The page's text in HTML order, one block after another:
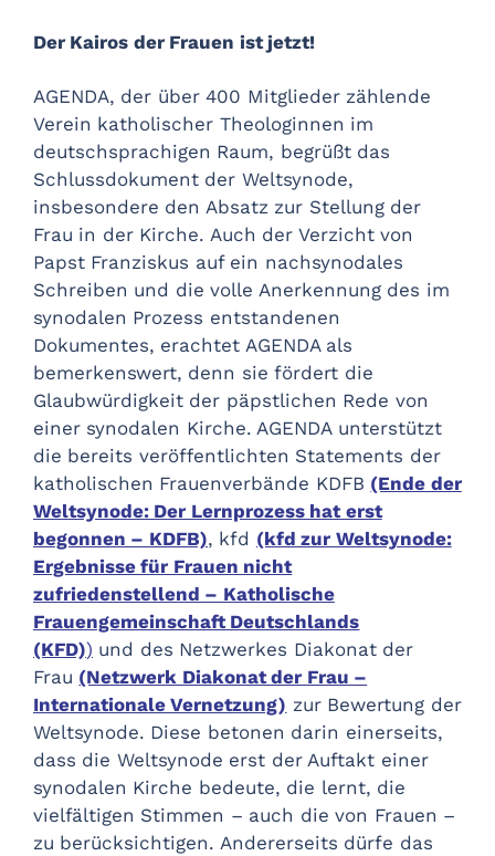
Der Kairos der Frauen ist jetzt!
AGENDA, der über 400 Mitglieder zählende
Verein katholischer Theologinnen im
deutschsprachigen Raum, begrüßt das
Schlussdokument der Weltsynode,
insbesondere den Absatz zur Stellung der
Frau in der Kirche. Auch der Verzicht von
Papst Franziskus auf ein nachsynodales
Schreiben und die volle Anerkennung des im
synodalen Prozess entstandenen
Dokumentes, erachtet AGENDA als
bemerkenswert, denn sie fördert die
Glaubwürdigkeit der päpstlichen Rede von
einer synodalen Kirche. AGENDA unterstützt
die bereits veröffentlichten Statements der
katholischen Frauenverbände KDFB (Ende der
Weltsynode: Der Lernprozess hat erst
begonnen – KDFB), kfd (kfd zur Weltsynode:
Ergebnisse für Frauen nicht
zufriedenstellend – Katholische
Frauengemeinschaft Deutschlands
(KFD)) und des Netzwerkes Diakonat der
Frau (Netzwerk Diakonat der Frau –
Internationale Vernetzung) zur Bewertung der
Weltsynode. Diese betonen darin einerseits,
dass die Weltsynode erst der Auftakt einer
synodalen Kirche bedeute, die lernt, die
vielfältigen Stimmen – auch die von Frauen –
zu berücksichtigen. Andererseits dürfe das